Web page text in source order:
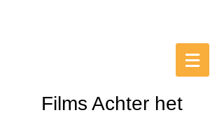
Films Achter het